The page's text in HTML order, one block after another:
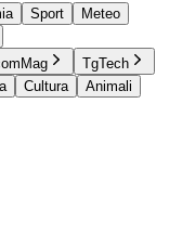
Sport
Meteo
TgTech
Cultura
Animali